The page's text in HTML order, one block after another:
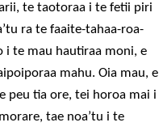
te taotoraa i te fetii piri
ra te faaite-tahaa-roa-
i te mau hautiraa moni, e
mahu. Oia mau, e
peu tia ore, tei horoa mai i
tae noa’tu i te